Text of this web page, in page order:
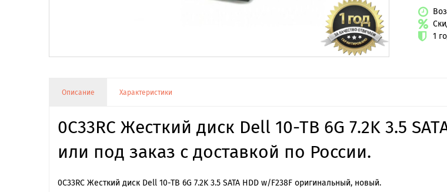
1
Описание Характеристики
0C33RC Жесткий диск Dell 10-TB 6G 7.2K 3.5
или под заказ с доставкой по России.
0C33RC Жесткий диск Dell 10-TB 6G 7.2K 3.5 SATA HDD w/F238F оригинальный, новый.